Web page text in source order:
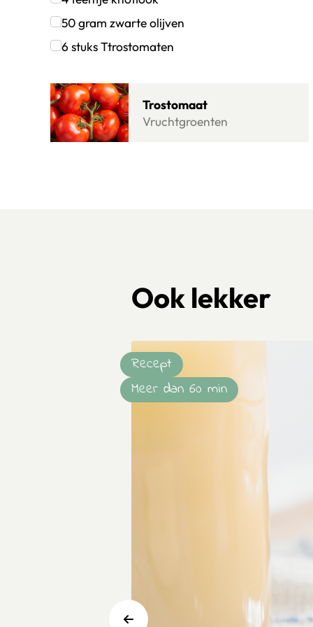
Klik om dit selectievakje aan te vinken
50gram zwarte olijven
Klik om dit selectievakje aan te vinken
6stuksTtrostomaten
Trostomaat
Vruchtgroenten
Lees meer over Trostomaat
Ook lekker
Recept
Meer dan 60 min